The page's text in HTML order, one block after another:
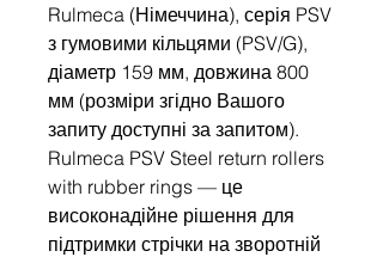
Rulmeca (Німеччина), серія PSV
з гумовими кільцями (PSV/G),
діаметр 159 мм, довжина 800
мм (розміри згідно Вашого
запиту доступні за запитом).
Rulmeca PSV Steel return rollers
with rubber rings — це
високонадійне рішення для
підтримки стрічки на зворотній